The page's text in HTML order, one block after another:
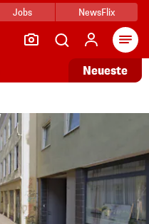
Jobs NewsFlix
Neueste